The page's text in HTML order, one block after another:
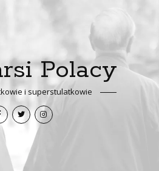
Polacy
i superstulatkowie